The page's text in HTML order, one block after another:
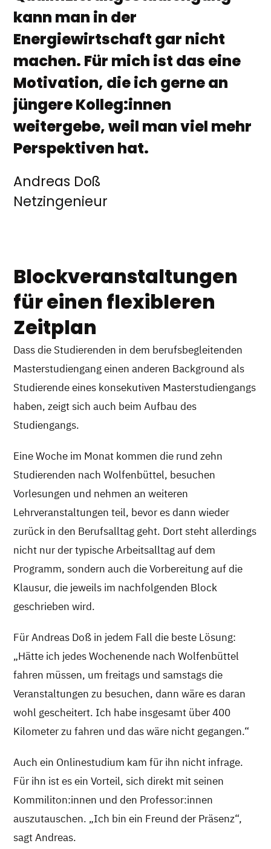
kann man in der
Energiewirtschaft gar nicht
machen. Für mich ist das eine
Motivation, die ich gerne an
jüngere Kolleg:innen
weitergebe, weil man viel mehr
Perspektiven hat.
Andreas Doß
Netzingenieur
Blockveranstaltungen
für einen flexibleren
Zeitplan
Dass die Studierenden in dem berufsbegleitenden
Masterstudiengang einen anderen Background als
Studierende eines konsekutiven Masterstudiengangs
haben, zeigt sich auch beim Aufbau des
Studiengangs.
Eine Woche im Monat kommen die rund zehn
Studierenden nach Wolfenbüttel, besuchen
Vorlesungen und nehmen an weiteren
Lehrveranstaltungen teil, bevor es dann wieder
zurück in den Berufsalltag geht. Dort steht allerdings
nicht nur der typische Arbeitsalltag auf dem
Programm, sondern auch die Vorbereitung auf die
Klausur, die jeweils im nachfolgenden Block
geschrieben wird.
Für Andreas Doß in jedem Fall die beste Lösung:
„Hätte ich jedes Wochenende nach Wolfenbüttel
fahren müssen, um freitags und samstags die
Veranstaltungen zu besuchen, dann wäre es daran
wohl gescheitert. Ich habe insgesamt über 400
Kilometer zu fahren und das wäre nicht gegangen.“
Auch ein Onlinestudium kam für ihn nicht infrage.
Für ihn ist es ein Vorteil, sich direkt mit seinen
Kommiliton:innen und den Professor:innen
auszutauschen. „Ich bin ein Freund der Präsenz“,
sagt Andreas.